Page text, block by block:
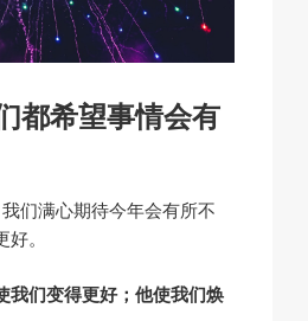
都希望事情会有
们满心期待今年会有所不
。
我们变得更好；他使我们焕